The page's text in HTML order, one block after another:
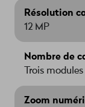
Résolution
12 MP
Nombre de
Trois
Zoom